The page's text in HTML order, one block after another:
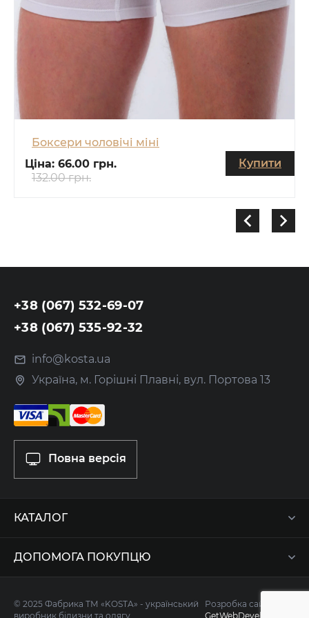
Боксери чоловічі міні
Ціна: 66.00 грн.
132.00 грн.
Купити
+38 (067) 532-69-07
+38 (067) 535-92-32
info@kosta.ua
Україна, м. Горішні Плавні, вул. Портова 13
Повна версія
КАТАЛОГ
ДОПОМОГА ПОКУПЦЮ
© 2025 Фабрика ТМ «KOSTA» - український
виробник білизни та одягу
Розробка сайту -
GetWebDevelop